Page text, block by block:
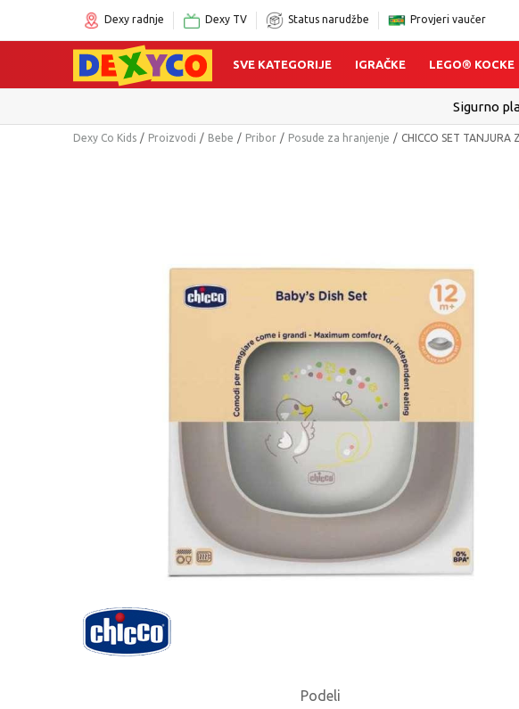
Dexy radnje Dexy TV Status narudžbe Provjeri vaučer
SVE KATEGORIJE IGRAČKE LEGO® KOCKE
Sigurno
Dexy Co Kids Proizvodi Bebe Pribor Posude za hranjenje CHICCO SET TANJURA
Podeli